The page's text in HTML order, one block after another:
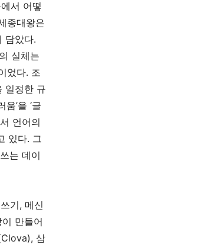
서 어떻
종대왕은
담았다.
실체는
었다. 조
일정한 규
’을 ‘글
언어의
있다. 그
는 데이
기, 메신
만들어
삼